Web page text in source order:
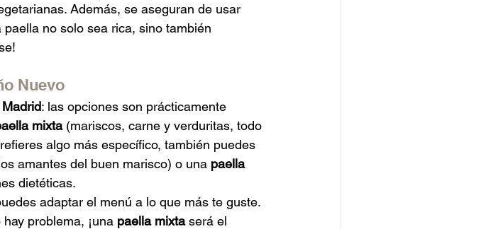
Además, se aseguran de usar
no solo sea rica, sino también
Nuevo
: las opciones son prácticamente
mixta (mariscos, carne y verduritas, todo
algo más específico, también puedes
amantes del buen marisco) o una paella
dietéticas.
adaptar el menú a lo que más te guste.
problema, ¡una paella mixta será el